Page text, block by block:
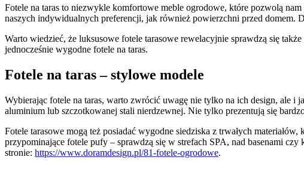
Fotele na taras to niezwykle komfortowe meble ogrodowe, które pozwolą
naszych indywidualnych preferencji, jak również powierzchni przed domem.
Warto wiedzieć, że luksusowe fotele tarasowe rewelacyjnie sprawdzą się
jednocześnie wygodne fotele na taras.
Fotele na taras – stylowe modele
Wybierając fotele na taras, warto zwrócić uwagę nie tylko na ich design, ale i
aluminium lub szczotkowanej stali nierdzewnej. Nie tylko prezentują się
Fotele tarasowe mogą też posiadać wygodne siedziska z trwałych
przypominające fotele pufy – sprawdzą się w strefach SPA, nad basenami czy
stronie: https://www.doramdesign.pl/81-fotele-ogrodowe.